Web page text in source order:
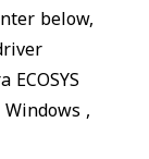
below,
,